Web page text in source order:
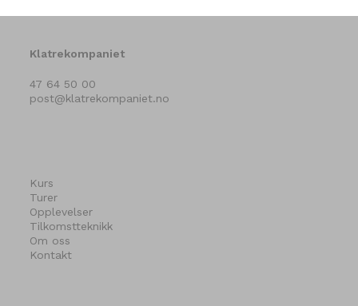
Klatrekompaniet
47 64 50 00
post@klatrekompaniet.no
Kurs
Turer
Opplevelser
Tilkomstteknikk
Om oss
Kontakt